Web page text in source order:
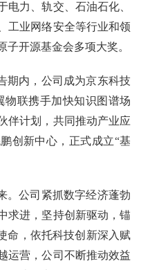
电力、轨交、石油石化、
工业网络安全等行业和领
开源基金会多项大奖。
期内，公司成为京东科技
物联携手加快知识图谱场
伴计划，共同推动产业应
创新中心，正式成立“基
。公司紧抓数字经济蓬勃
求进，坚持创新驱动，锚
命，依托科技创新深入赋
运营，公司不断推动效益